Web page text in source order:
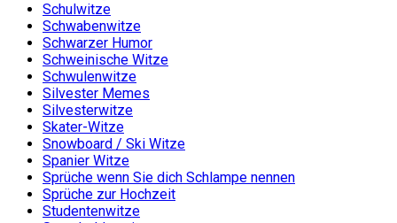
Schulwitze
Schwabenwitze
Schwarzer Humor
Schweinische Witze
Schwulenwitze
Silvester Memes
Silvesterwitze
Skater-Witze
Snowboard / Ski Witze
Spanier Witze
Sprüche wenn Sie dich Schlampe nennen
Sprüche zur Hochzeit
Studentenwitze